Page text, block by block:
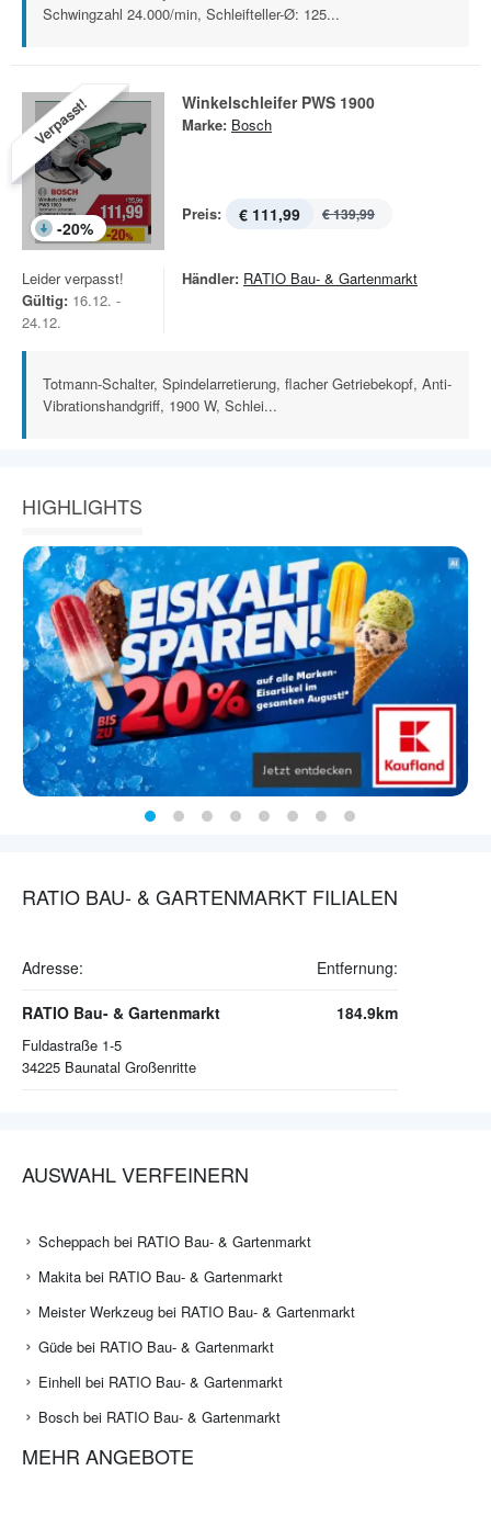
Schwingzahl 24.000/min, Schleifteller-Ø: 125...
Verpasst!
-20%
Winkelschleifer PWS 1900
Marke: Bosch
Preis: € 111,99 € 139,99
Leider verpasst!
Gültig: 16.12. -
24.12.
Händler: RATIO Bau- & Gartenmarkt
Totmann-Schalter, Spindelarretierung, flacher Getriebekopf, Anti-
Vibrationshandgriff, 1900 W, Schlei...
HIGHLIGHTS
RATIO BAU- & GARTENMARKT FILIALEN
Adresse: Entfernung:
RATIO Bau- & Gartenmarkt
Fuldastraße 1-5
34225 Baunatal Großenritte
184.9km
AUSWAHL VERFEINERN
Scheppach bei RATIO Bau- & Gartenmarkt
Makita bei RATIO Bau- & Gartenmarkt
Meister Werkzeug bei RATIO Bau- & Gartenmarkt
Güde bei RATIO Bau- & Gartenmarkt
Einhell bei RATIO Bau- & Gartenmarkt
Bosch bei RATIO Bau- & Gartenmarkt
MEHR ANGEBOTE